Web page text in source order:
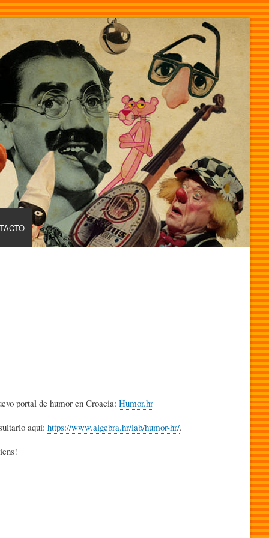
portal de humor en Croacia: Humor.hr
aquí: https://www.algebra.hr/lab/humor-hr/.